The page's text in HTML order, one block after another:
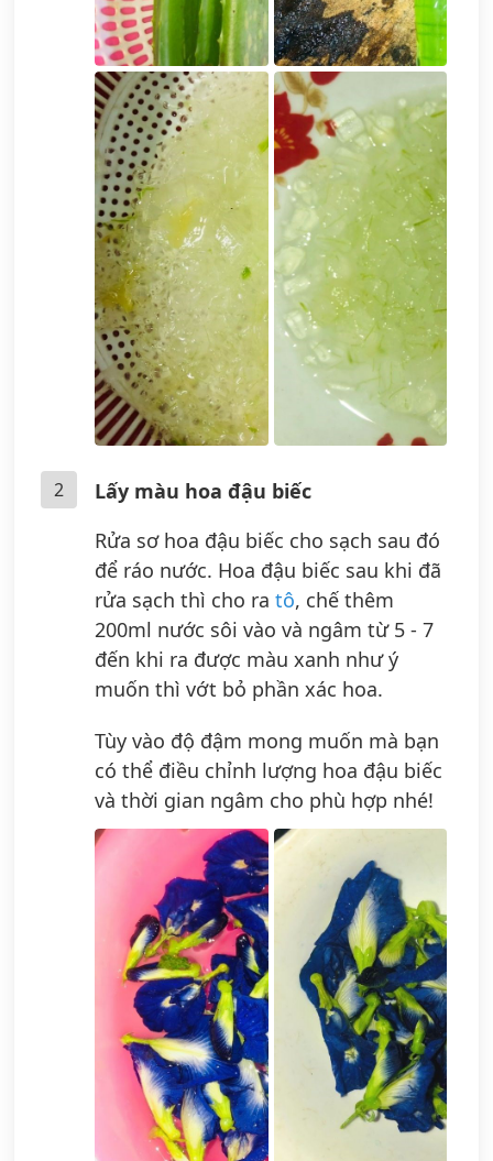
2
Lấy màu hoa đậu biếc
Rửa sơ hoa đậu biếc cho sạch sau đó
để ráo nước. Hoa đậu biếc sau khi đã
rửa sạch thì cho ra tô, chế thêm
200ml nước sôi vào và ngâm từ 5 - 7
đến khi ra được màu xanh như ý
muốn thì vớt bỏ phần xác hoa.
Tùy vào độ đậm mong muốn mà bạn
có thể điều chỉnh lượng hoa đậu biếc
và thời gian ngâm cho phù hợp nhé!